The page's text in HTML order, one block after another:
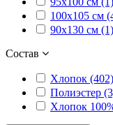
100х105 см
90х130 см (1)
Состав
Хлопок (402)
Полиэстер
Хлопок